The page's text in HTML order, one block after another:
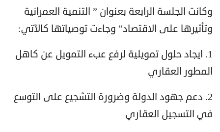
وكانت الجلسة الرابعة بعنوان ” التنمية العمرانية
وتأثيرها على الاقتصاد” وجاءت توصياتها كالآتي:
1. ايجاد حلول تمويلية لرفع عبء التمويل عن كاهل
المطور العقاري
2. دعم جهود الدولة وضرورة التشجيع على التوسع
في التسجيل العقاري